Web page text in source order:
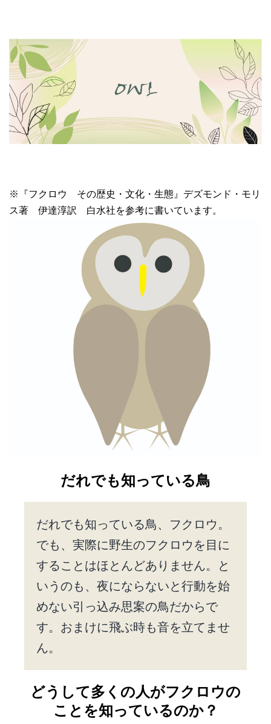
※『フクロウ その歴史・文化・生態』デズモンド・モリ
ス著 伊達淳訳 白水社を参考に書いています。
だれでも知っている鳥
だれでも知っている鳥、フクロウ。
でも、実際に野生のフクロウを目に
することはほとんどありません。と
いうのも、夜にならないと行動を始
めない引っ込み思案の鳥だからで
す。おまけに飛ぶ時も音を立てませ
ん。
どうして多くの人がフクロウの
ことを知っているのか？